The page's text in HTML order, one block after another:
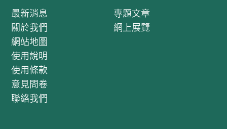
最新消息
關於我們
網站地圖
使用說明
使用條款
意見問卷
聯絡我們
專題文章
網上展覽